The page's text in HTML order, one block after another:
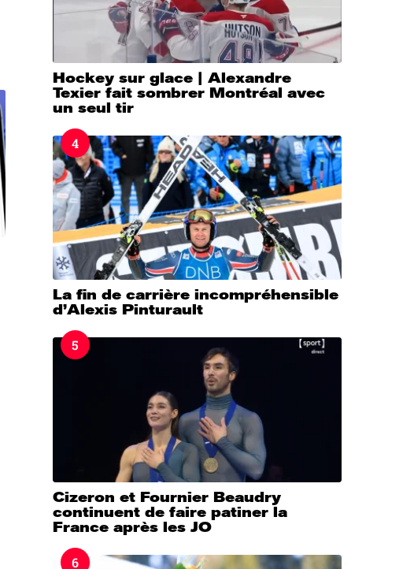
Hockey sur glace | Alexandre
Texier fait sombrer Montréal avec
un seul tir
4
La fin de carrière incompréhensible
d’Alexis Pinturault
5
Cizeron et Fournier Beaudry
continuent de faire patiner la
France après les JO
6